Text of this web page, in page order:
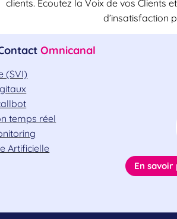
clients. Ecoutez la Voix de vos Clients
d’insatisfaction
Omnicanal
(SVI)
temps réel
Artificielle
En savoir